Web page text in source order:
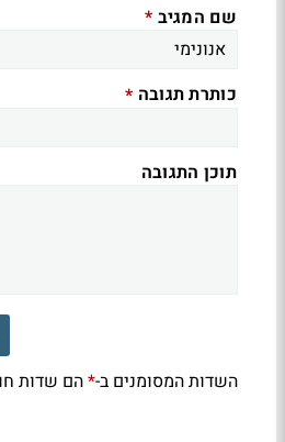
שם המגיב *
כותרת תגובה *
תוכן התגובה
השדות המסומנים ב-*הם שדות